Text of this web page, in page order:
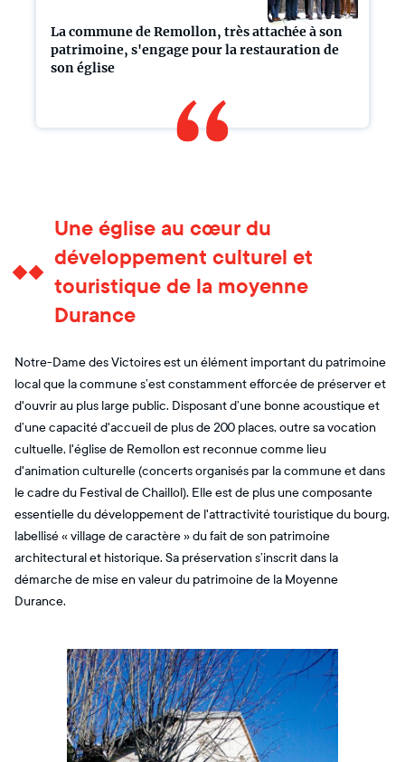
La commune de Remollon, très attachée à son
patrimoine, s'engage pour la restauration de
son église
Une église au cœur du
développement culturel et
touristique de la moyenne
Durance
Notre-Dame des Victoires est un élément important du patrimoine
local que la commune s’est constamment efforcée de préserver et
d'ouvrir au plus large public. Disposant d’une bonne acoustique et
d’une capacité d'accueil de plus de 200 places, outre sa vocation
cultuelle, l'église de Remollon est reconnue comme lieu
d'animation culturelle (concerts organisés par la commune et dans
le cadre du Festival de Chaillol). Elle est de plus une composante
essentielle du développement de l'attractivité touristique du bourg,
labellisé « village de caractère » du fait de son patrimoine
architectural et historique. Sa préservation s’inscrit dans la
démarche de mise en valeur du patrimoine de la Moyenne
Durance.